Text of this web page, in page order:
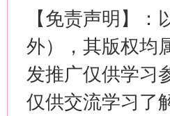
【免责声明】
外），其版权均
发推广仅供学习
仅供交流学习了